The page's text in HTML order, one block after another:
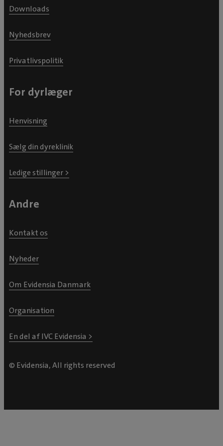
Downloads
Nyhedsbrev
Privatlivspolitik
For dyrlæger
Henvisning
Sælg din dyreklinik
Ledige stillinger >
Andre
Kontakt os
Nyheder
Om Evidensia Danmark
Organisation
En del af IVC Evidensia >
© Evidensia, All rights reserved